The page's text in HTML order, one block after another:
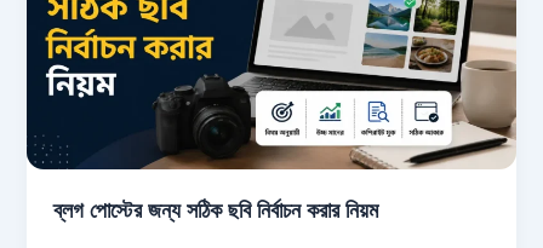
ব্লগ পোস্টের জন্য সঠিক ছবি নির্বাচন করার নিয়ম